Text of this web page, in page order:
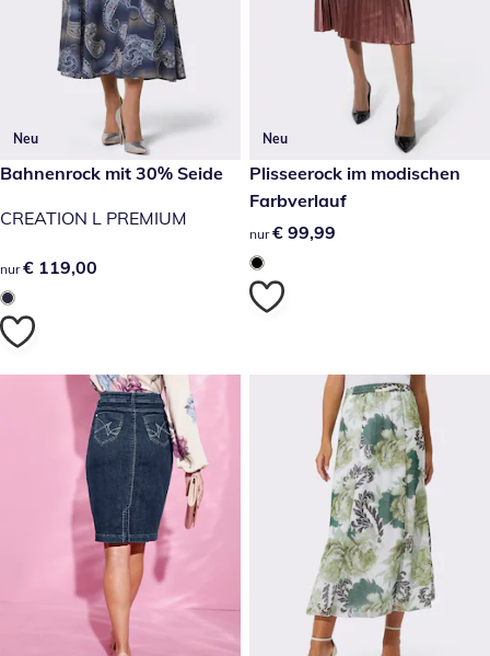
Neu
€ 119,00
Bahnenrock mit 30% Seide
CREATION L PREMIUM
€ 119,00
nur € 119,00
Neu
€ 99,99
Plisseerock im modischen
Farbverlauf
€ 99,99
nur € 99,99